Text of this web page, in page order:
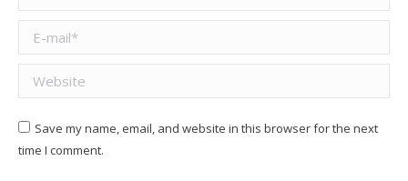
E-mail *
Website
Save my name, email, and website in this browser for the next
time I comment.